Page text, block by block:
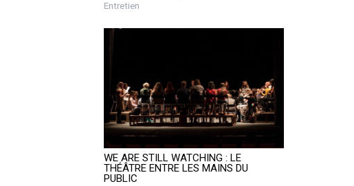
Entretien
WE ARE STILL WATCHING : LE
THÉÂTRE ENTRE LES MAINS DU
PUBLIC